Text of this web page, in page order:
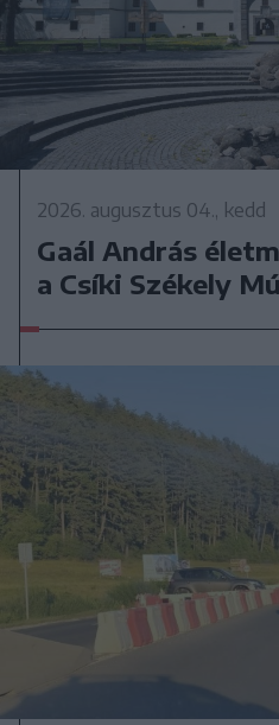
2026. augusztus 04., kedd
Gaál András
a Csíki Székely